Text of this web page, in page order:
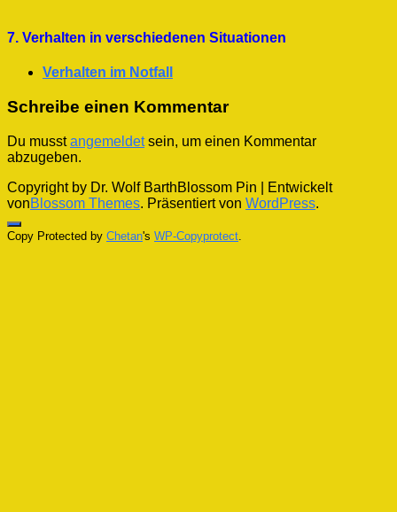
7. Verhalten in verschiedenen Situationen
Verhalten im Notfall
Schreibe einen Kommentar
Du musstangemeldetsein, um einen Kommentar
abzugeben.
Copyright by Dr. Wolf BarthBlossom Pin | Entwickelt
vonBlossom Themes. Präsentiert von WordPress.
Copy Protected by Chetan's WP-Copyprotect